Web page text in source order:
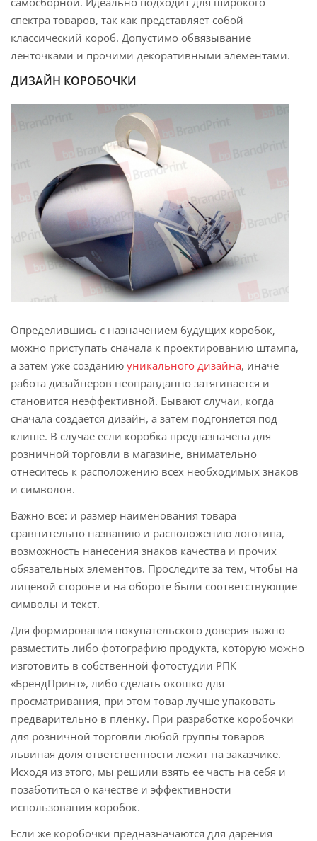
спектра товаров, так как представляет собой
классический короб. Допустимо обвязывание
ленточками и прочими декоративными элементами.
ДИЗАЙН КОРОБОЧКИ
Определившись с назначением будущих коробок,
можно приступать сначала к проектированию штампа,
а затем уже созданию уникального дизайна, иначе
работа дизайнеров неоправданно затягивается и
становится неэффективной. Бывают случаи, когда
сначала создается дизайн, а затем подгоняется под
клише. В случае если коробка предназначена для
розничной торговли в магазине, внимательно
отнеситесь к расположению всех необходимых знаков
и символов.
Важно все: и размер наименования товара
сравнительно названию и расположению логотипа,
возможность нанесения знаков качества и прочих
обязательных элементов. Проследите за тем, чтобы на
лицевой стороне и на обороте были соответствующие
символы и текст.
Для формирования покупательского доверия важно
разместить либо фотографию продукта, которую можно
изготовить в собственной фотостудии РПК
«БрендПринт», либо сделать окошко для
просматривания, при этом товар лучше упаковать
предварительно в пленку. При разработке коробочки
для розничной торговли любой группы товаров
львиная доля ответственности лежит на заказчике.
Исходя из этого, мы решили взять ее часть на себя и
позаботиться о качестве и эффективности
использования коробок.
Если же коробочки предназначаются для дарения